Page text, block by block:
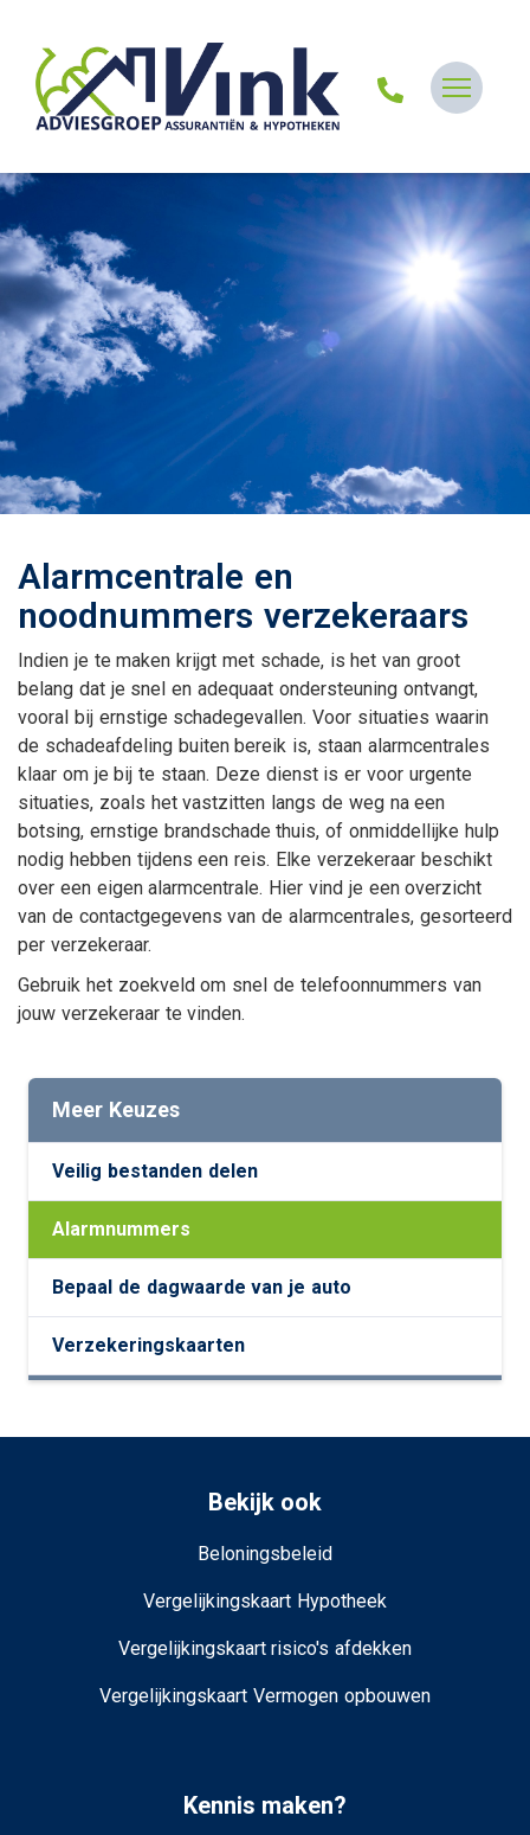
Alarmcentrale en
noodnummers verzekeraars
Indien je te maken krijgt met schade, is het van groot
belang dat je snel en adequaat ondersteuning ontvangt,
vooral bij ernstige schadegevallen. Voor situaties waarin
de schadeafdeling buiten bereik is, staan alarmcentrales
klaar om je bij te staan. Deze dienst is er voor urgente
situaties, zoals het vastzitten langs de weg na een
botsing, ernstige brandschade thuis, of onmiddellijke hulp
nodig hebben tijdens een reis. Elke verzekeraar beschikt
over een eigen alarmcentrale. Hier vind je een overzicht
van de contactgegevens van de alarmcentrales, gesorteerd
per verzekeraar.
Gebruik het zoekveld om snel de telefoonnummers van
jouw verzekeraar te vinden.
Meer Keuzes
Veilig bestanden delen
Alarmnummers
Bepaal de dagwaarde van je auto
Verzekeringskaarten
Bekijk ook
Beloningsbeleid
Vergelijkingskaart Hypotheek
Vergelijkingskaart risico's afdekken
Vergelijkingskaart Vermogen opbouwen
Kennis maken?